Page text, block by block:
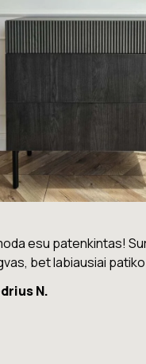
kokybės kėdės –
ir stilingos.
G.